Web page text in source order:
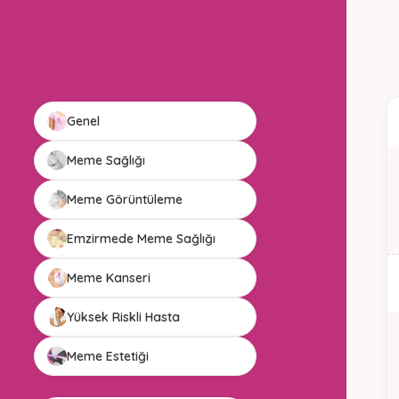
Genel
Meme Sağlığı
Meme Görüntüleme
Emzirmede Meme Sağlığı
Meme Kanseri
Yüksek Riskli Hasta
Meme Estetiği